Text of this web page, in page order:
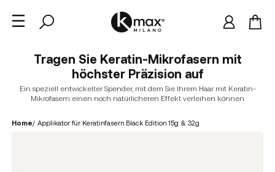
Tragen Sie Keratin-Mikrofasern mit
höchster Präzision auf
Ein speziell entwickelter Spender, mit dem Sie Ihrem Haar mit Keratin-
Mikrofasern einen noch natürlicheren Effekt verleihen können
Home/ Applikator für Keratinfasern Black Edition 15g & 32g